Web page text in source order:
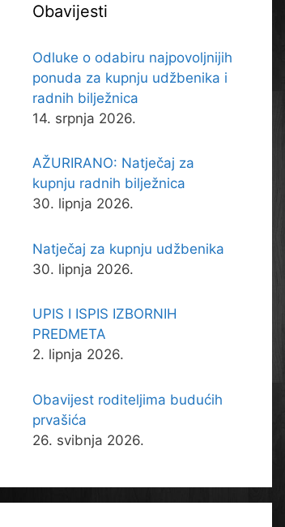
Obavijesti
Odluke o odabiru najpovoljnijih
ponuda za kupnju udžbenika i
radnih bilježnica
14. srpnja 2026.
AŽURIRANO: Natječaj za
kupnju radnih bilježnica
30. lipnja 2026.
Natječaj za kupnju udžbenika
30. lipnja 2026.
UPIS I ISPIS IZBORNIH
PREDMETA
2. lipnja 2026.
Obavijest roditeljima budućih
prvašića
26. svibnja 2026.